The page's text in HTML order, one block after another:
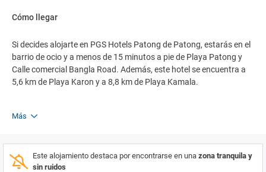
Cómo llegar
Si decides alojarte en PGS Hotels Patong de Patong, estarás en el
barrio de ocio y a menos de 15 minutos a pie de Playa Patong y
Calle comercial Bangla Road. Además, este hotel se encuentra a
5,6 km de Playa Karon y a 8,8 km de Playa Kamala.
Más
Este alojamiento destaca por encontrarse en una zona tranquila y
sin ruidos